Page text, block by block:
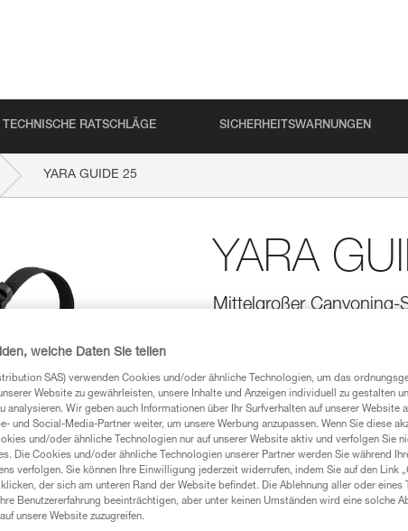
TECHNISCHE RATSCHLÄGE SICHERHEITSWARNUNGEN
YARA GUIDE 25
YARA
Mittelgroßer Canyoning-
Der YARA GUIDE 25 ist ein
Canyongeher/-innen und
verhindert, dass es sich in der
Stand oder beim Einrichten
der Sack schwimmt, und die
eingearbeiteten Löcher sorgen
verstärkte obere Tragegriff
Einen Händler finden
welche Daten Sie teilen
SAS) verwenden Cookies und/oder ähnliche Technologien, um das
Website zu gewährleisten, unsere Inhalte und Anzeigen individuell zu gestalten
analysieren. Wir geben auch Informationen über Ihr Surfverhalten auf unserer Website
und Social-Media-Partner weiter, um unsere Werbung anzupassen. Wenn Sie diese
und/oder ähnliche Technologien nur auf unserer Website aktiv und verfolgen Sie
Die Cookies und/oder ähnliche Technologien unserer Partner werden Sie während
verfolgen. Sie können Ihre Einwilligung jederzeit widerrufen, indem Sie auf den Link
klicken, der sich am unteren Rand der Website befindet. Die Ablehnung aller oder eines
Benutzererfahrung beeinträchtigen, aber unter keinen Umständen wird eine solche
unsere Website zuzugreifen.